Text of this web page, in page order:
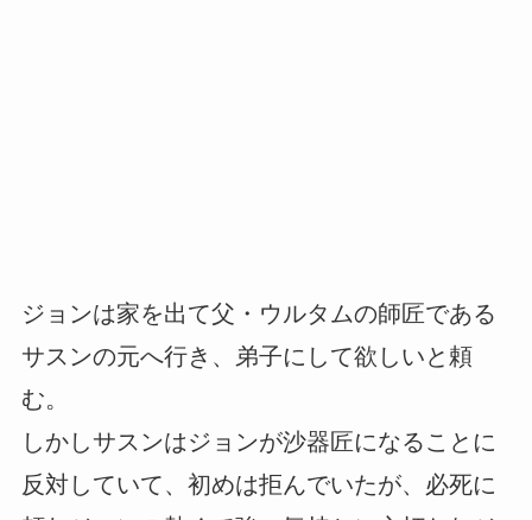
ジョンは家を出て父・ウルタムの師匠である
サスンの元へ行き、弟子にして欲しいと頼
む。
しかしサスンはジョンが沙器匠になることに
反対していて、初めは拒んでいたが、必死に